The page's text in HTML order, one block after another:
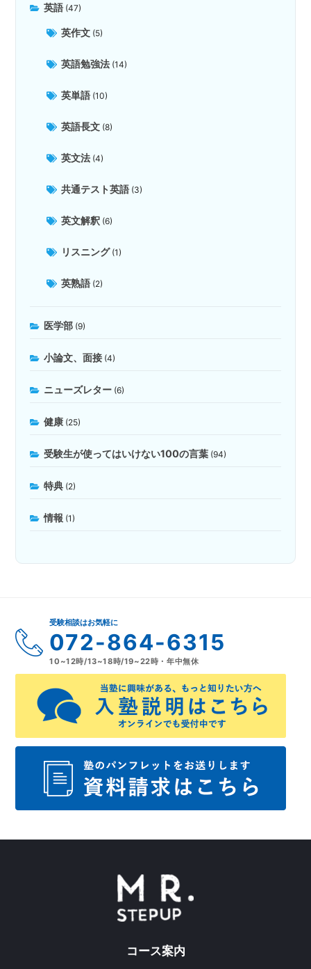
英語 (47)
英作文 (5)
英語勉強法 (14)
英単語 (10)
英語長文 (8)
英文法 (4)
共通テスト英語 (3)
英文解釈 (6)
リスニング(1)
英熟語 (2)
医学部 (9)
小論文、面接 (4)
ニューズレター (6)
健康 (25)
受験生が使ってはいけない100の言葉 (94)
特典 (2)
情報 (1)
受験相談はお気軽に
072-864-6315
10~12時/13~18時/19~22時・年中無休
コース案内